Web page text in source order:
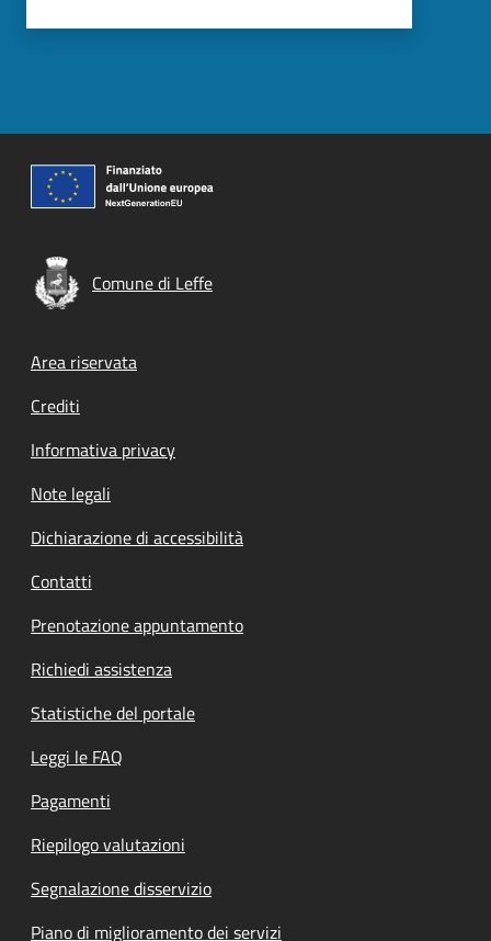
Comune di Leffe
Footer menu
Area riservata
Crediti
Informativa privacy
Note legali
Dichiarazione di accessibilità
Contatti
Prenotazione appuntamento
Richiedi assistenza
Statistiche del portale
Leggi le FAQ
Pagamenti
Riepilogo valutazioni
Segnalazione disservizio
Piano di miglioramento dei servizi